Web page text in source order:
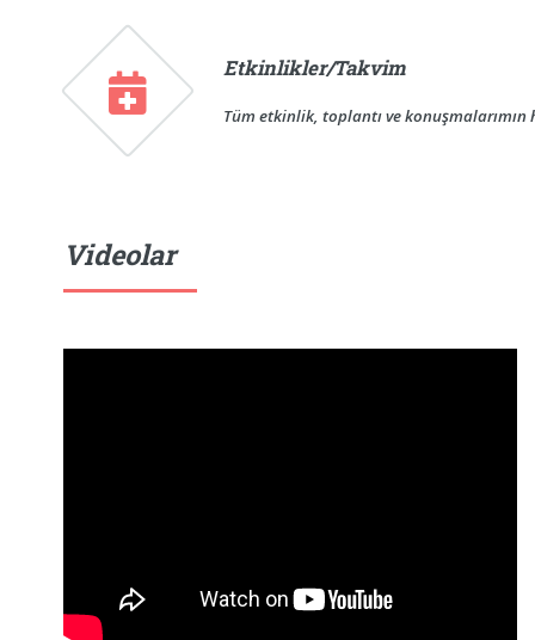
Etkinlikler/Takvim
Tüm etkinlik, toplantı ve
Videolar